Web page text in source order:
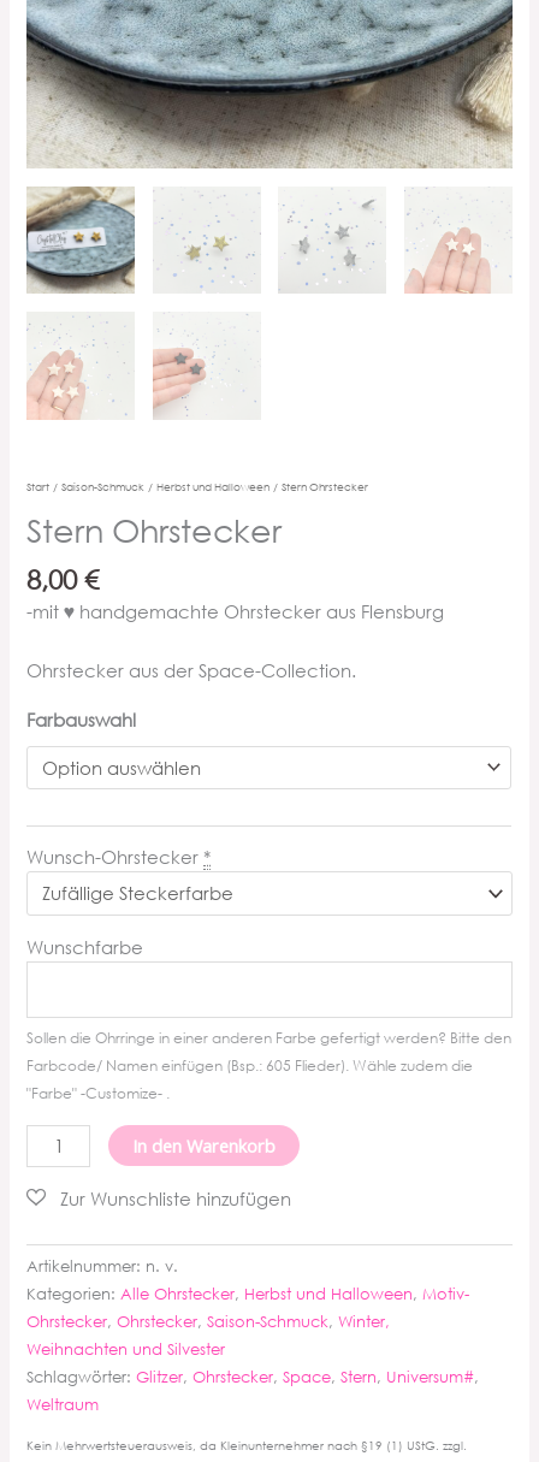
Start /Saison-Schmuck /Herbst und Halloween / Stern Ohrstecker
Stern Ohrstecker
8,00€
-mit ♥ handgemachte Ohrstecker aus Flensburg
Ohrstecker aus der Space-Collection.
Farbauswahl
Wunsch-Ohrstecker *
Wunschfarbe
Sollen die Ohrringe in einer anderen Farbe gefertigt werden? Bitte den
Farbcode/ Namen einfügen (Bsp.: 605 Flieder). Wähle zudem die
"Farbe" -Customize- .
Stern
Ohrstecker
Menge
In den Warenkorb
Artikelnummer: n. v.
Kategorien:Alle Ohrstecker, Herbst und Halloween,Motiv-
Ohrstecker,Ohrstecker,Saison-Schmuck,Winter,
Weihnachten und Silvester
Schlagwörter:Glitzer,Ohrstecker,Space,Stern, Universum#,
Weltraum
Kein Mehrwertsteuerausweis, da Kleinunternehmer nach §19 (1) UStG. zzgl.